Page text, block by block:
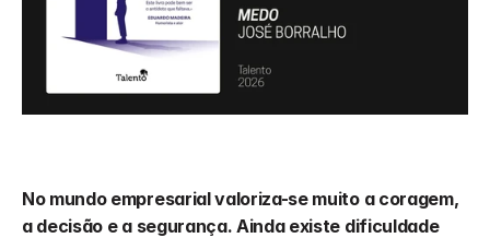
No mundo empresarial valoriza-se muito a coragem,
a decisão e a segurança. Ainda existe dificuldade